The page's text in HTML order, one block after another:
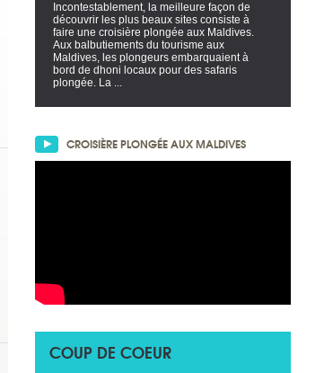
Incontestablement, la meilleure façon de
découvrir les plus beaux sites consiste à
faire une croisière plongée aux Maldives.
Aux balbutiements du tourisme aux
Maldives, les plongeurs embarquaient à
bord de dhoni locaux pour des safaris
plongée. La ...
CROISIÈRE PLONGÉE AUX MALDIVES
COUP DE COEUR